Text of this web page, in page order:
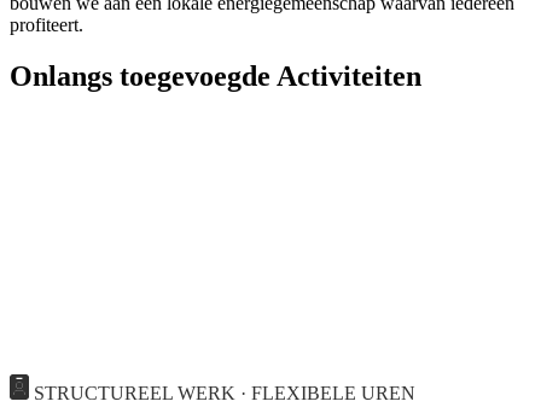
profiteert.
Onlangs toegevoegde Activiteiten
STRUCTUREEL WERK · FLEXIBELE UREN